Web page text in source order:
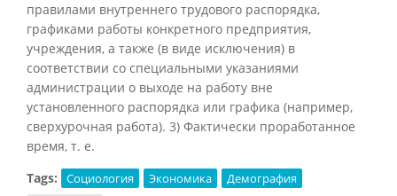
правилами внутреннего трудового распорядка,
графиками работы конкретного предприятия,
учреждения, а также (в виде исключения) в
соответствии со специальными указаниями
администрации о выходе на работу вне
установленного распорядка или графика (например,
сверхурочная работа). 3) Фактически проработанное
время, т. е.
Tags:
Социология Экономика Демография